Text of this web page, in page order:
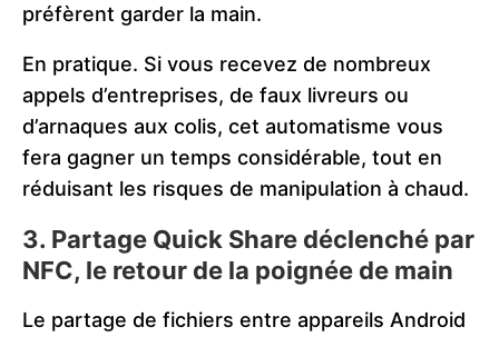
préfèrent garder la main.
En pratique. Si vous recevez de nombreux
appels d’entreprises, de faux livreurs ou
d’arnaques aux colis, cet automatisme vous
fera gagner un temps considérable, tout en
réduisant les risques de manipulation à chaud.
3. Partage Quick Share déclenché par
NFC, le retour de la poignée de main
Le partage de fichiers entre appareils Android